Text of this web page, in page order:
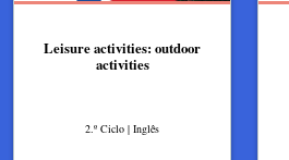
Leisure activities: outdoor
activities
2.º Ciclo | Inglês